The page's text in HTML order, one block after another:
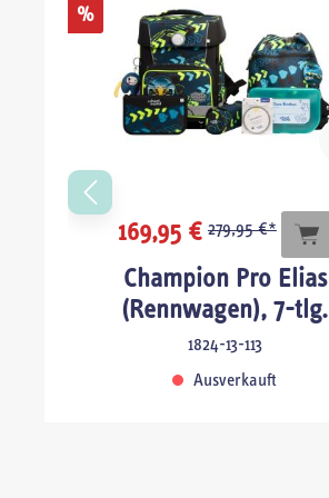
%
169,95 € 279,95 €*
Champion Pro Elias
(Rennwagen), 7-tlg.
Schulranzenset
1824-13-113
Ausverkauft